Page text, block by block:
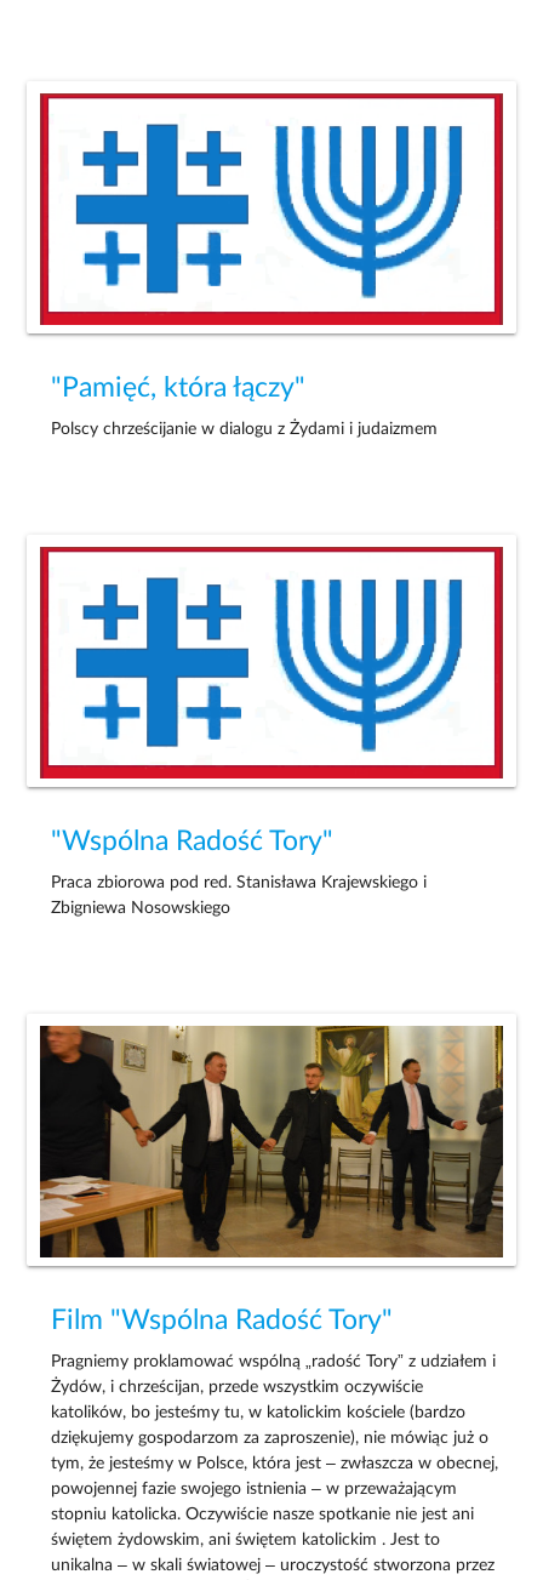
"Pamięć, która łączy"
Polscy chrześcijanie w dialogu z Żydami i judaizmem
"Wspólna Radość Tory"
Praca zbiorowa pod red. Stanisława Krajewskiego i
Zbigniewa Nosowskiego
Film "Wspólna Radość Tory"
Pragniemy proklamować wspólną „radość Tory” z udziałem i
Żydów, i chrześcijan, przede wszystkim oczywiście
katolików, bo jesteśmy tu, w katolickim kościele (bardzo
dziękujemy gospodarzom za zaproszenie), nie mówiąc już o
tym, że jesteśmy w Polsce, która jest – zwłaszcza w obecnej,
powojennej fazie swojego istnienia – w przeważającym
stopniu katolicka. Oczywiście nasze spotkanie nie jest ani
świętem żydowskim, ani świętem katolickim . Jest to
unikalna – w skali światowej – uroczystość stworzona przez